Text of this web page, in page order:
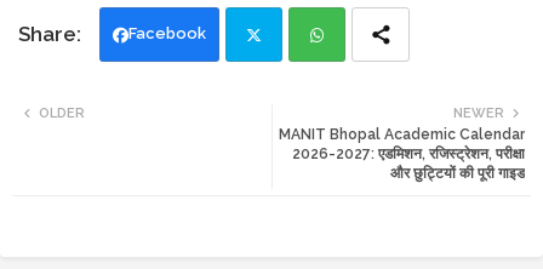
Facebook
ats
NEWER
MANIT Bhopal Academic Calendar
2026-2027: एडमिशन, रजिस्ट्रेशन, परीक्षा
और छुट्टियों की पूरी गाइड
OLDER